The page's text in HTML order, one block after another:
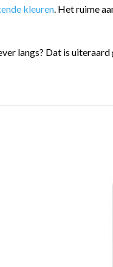
kleuren . Het ruime
langs? Dat is